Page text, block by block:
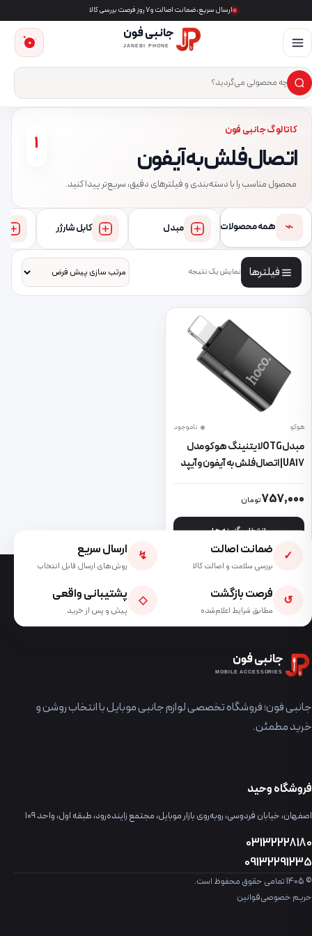
ارسال سریع، ضمانت اصالت و ۷ روز فرصت بررسی کالا
جانبی فون
JANEBI PHONE
جست‌وجوی محصول
×
0
کاتالوگ جانبی فون
اتصال فلش به آیفون
محصول مناسب را با دسته‌بندی و فیلترهای دقیق، سریع‌تر پیدا کنید.
1
⌁ همه محصولات مبدل کابل شارژر
فیلترها نمایش یک نتیجه
هوکو ناموجود
مبدل OTG لایتنینگ هوکو مدل
UA17 | اتصال فلش به آیفون و آیپد
757,000تومان
انتخاب گزینه ها
این محصول دارای انواع مختلفی می باشد. گزینه ها ممکن است در
✓ ضمانت اصالت
بررسی سلامت و اصالت کالا
↯ ارسال سریع
روش‌های ارسال قابل انتخاب
↺ فرصت بازگشت
مطابق شرایط اعلام‌شده
◇ پشتیبانی واقعی
پیش و پس از خرید
جانبی فون
MOBILE ACCESSORIES
جانبی فون؛ فروشگاه تخصصی لوازم جانبی موبایل با انتخاب روشن و
خرید مطمئن.
فروشگاه وحید
اصفهان، خیابان فردوسی، روبه‌روی بازار موبایل، مجتمع زاینده‌رود، طبقه اول، واحد ۱۰۹
03132228180
09132291235
© 1405 تمامی حقوق محفوظ است.
حریم خصوصیقوانین